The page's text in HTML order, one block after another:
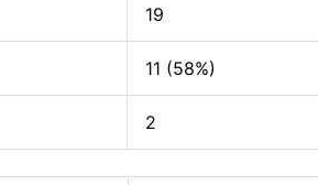
19
11 (58%)
2